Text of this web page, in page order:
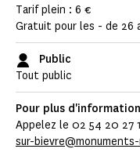
Tarif plein : 6 €
Gratuit pour les - de 26
Public
Tout public
Pour plus
Appelez le 02 54 20 27
sur-